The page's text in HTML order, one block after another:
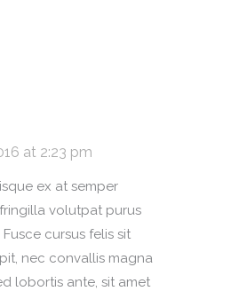
at 2:23 pm
ex at semper
volutpat purus
cursus felis sit
nec convallis magna
lobortis ante, sit amet